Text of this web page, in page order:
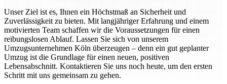
Unser Ziel ist es, Ihnen ein Höchstmaß an Sicherheit und
Zuverlässigkeit zu bieten. Mit langjähriger Erfahrung und einem
motivierten Team schaffen wir die Voraussetzungen für einen
reibungslosen Ablauf. Lassen Sie sich von unserem
Umzugsunternehmen Köln überzeugen – denn ein gut geplanter
Umzug ist die Grundlage für einen neuen, positiven
Lebensabschnitt. Kontaktieren Sie uns noch heute, um den ersten
Schritt mit uns gemeinsam zu gehen.